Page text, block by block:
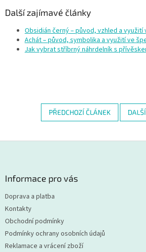
Další zajímavé články
Obsidián černý – původ, vzhled a využití
Achát – původ, symbolika a využití ve
Jak vybrat stříbrný náhrdelník s
PŘEDCHOZÍ ČLÁNEK
Informace pro vás
Doprava a platba
Kontakty
Obchodní podmínky
Podmínky ochrany osobních údajů
Reklamace a vrácení zboží